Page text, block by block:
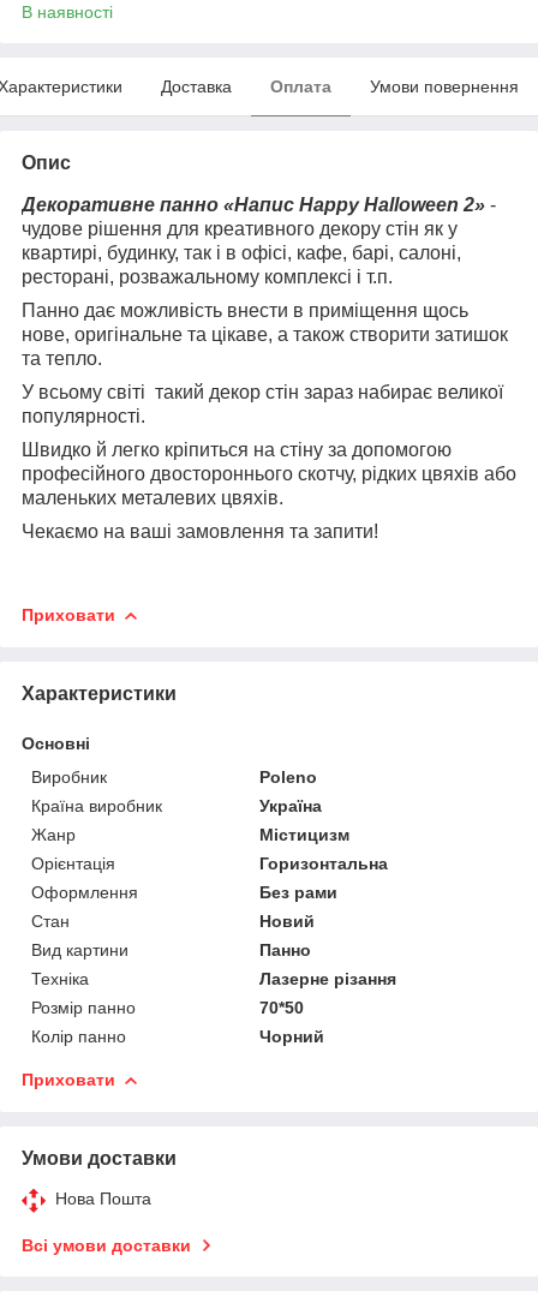
В наявності
Доставка Оплата Умови повернення
Опис
Декоративне панно «Напис Happy Halloween 2» -
чудове рішення для креативного декору стін як у
квартирі, будинку, так і в офісі, кафе, барі, салоні,
ресторані, розважальному комплексі і т.п.
Панно дає можливість внести в приміщення щось
нове, оригінальне та цікаве, а також створити затишок
та тепло.
У всьому світі такий декор стін зараз набирає великої
популярності.
Швидко й легко кріпиться на стіну за допомогою
професійного двостороннього скотчу, рідких цвяхів або
маленьких металевих цвяхів.
Чекаємо на ваші замовлення та запити!
Приховати
Характеристики
Основні
Виробник
Poleno
Країна виробник
Україна
Жанр
Містицизм
Орієнтація
Горизонтальна
Оформлення
Без рами
Стан
Новий
Вид картини
Панно
Техніка
Лазерне різання
Розмір панно
70*50
Колір панно
Чорний
Приховати
Умови доставки
Нова Пошта
Всі умови доставки